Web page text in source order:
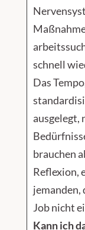
schnell
Das
ausgelegt,
brauchen
Reflexion,
jemanden,
Job nicht
Kann ich